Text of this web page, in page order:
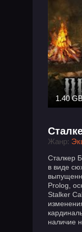
1.40
Жанр:
Сталкер
в виде
Prolog,
Stalker
наличие